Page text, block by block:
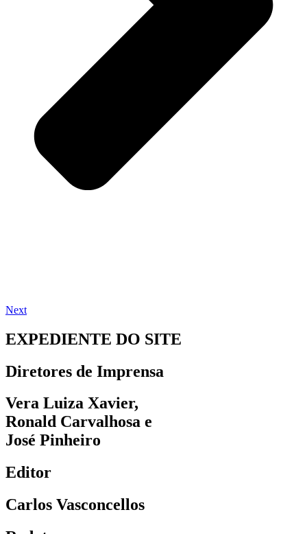
Next
EXPEDIENTE DO SITE
Diretores de Imprensa
Vera Luiza Xavier,
Ronald Carvalhosa e
José Pinheiro
Editor
Carlos Vasconcellos